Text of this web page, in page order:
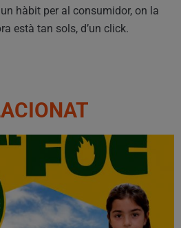
hàbit per al consumidor, on la
està tan sols, d’un click.